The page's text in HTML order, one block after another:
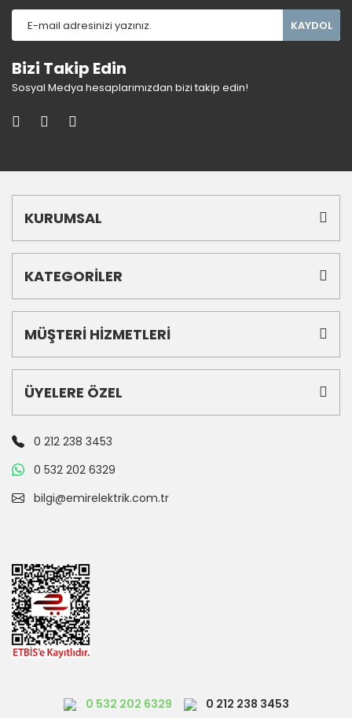
KAYDOL
Bizi Takip Edin
Sosyal Medya hesaplarımızdan bizi takip edin!
KURUMSAL
KATEGORİLER
MÜŞTERİ HİZMETLERİ
ÜYELERE ÖZEL
0 212 238 3453
0 532 202 6329
bilgi@emirelektrik.com.tr
0 532 202 6329 0 212 238 3453